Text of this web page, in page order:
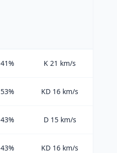
41% K 21 km/s
53% KD 16 km/s
43% D 15 km/s
43% KD 16 km/s